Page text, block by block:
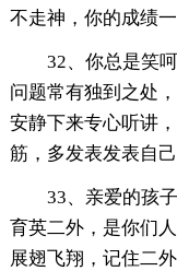
不走神，你的成绩一
32、你总是笑
问题常有独到之处
安静下来专心听讲
筋，多发表发表自
33、亲爱的孩
育英二外，是你们
展翅飞翔，记住二